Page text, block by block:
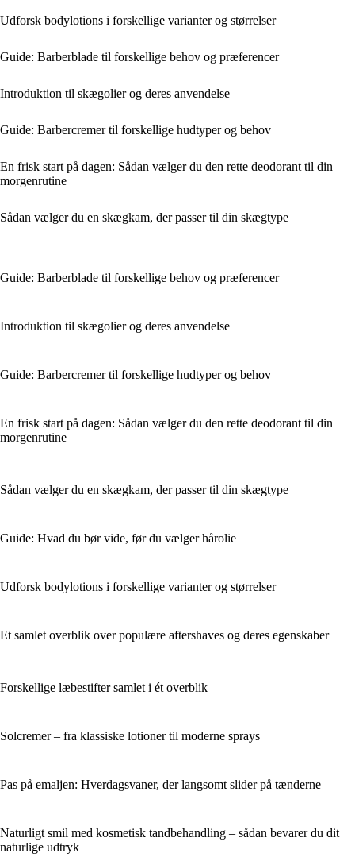
Udforsk bodylotions i forskellige varianter og størrelser
Guide: Barberblade til forskellige behov og præferencer
Introduktion til skægolier og deres anvendelse
Guide: Barbercremer til forskellige hudtyper og behov
En frisk start på dagen: Sådan vælger du den rette deodorant til din
morgenrutine
Sådan vælger du en skægkam, der passer til din skægtype
Guide: Barberblade til forskellige behov og præferencer
Introduktion til skægolier og deres anvendelse
Guide: Barbercremer til forskellige hudtyper og behov
En frisk start på dagen: Sådan vælger du den rette deodorant til din
morgenrutine
Sådan vælger du en skægkam, der passer til din skægtype
Guide: Hvad du bør vide, før du vælger hårolie
Udforsk bodylotions i forskellige varianter og størrelser
Et samlet overblik over populære aftershaves og deres egenskaber
Forskellige læbestifter samlet i ét overblik
Solcremer – fra klassiske lotioner til moderne sprays
Pas på emaljen: Hverdagsvaner, der langsomt slider på tænderne
Naturligt smil med kosmetisk tandbehandling – sådan bevarer du dit
naturlige udtryk